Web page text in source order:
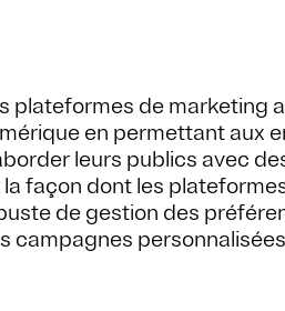
plateformes de marketing
en permettant aux
leurs publics avec
la façon dont les
de gestion des
campagnes